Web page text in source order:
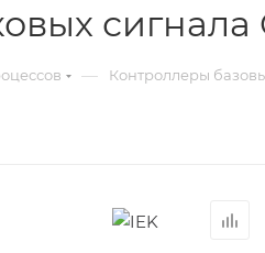
сигнала
— Контроллеры